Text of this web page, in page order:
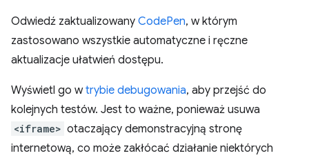
Odwiedź zaktualizowany CodePen, w którym
zastosowano wszystkie automatyczne i ręczne
aktualizacje ułatwień dostępu.
Wyświetl go wtrybie debugowania, aby przejść do
kolejnych testów. Jest to ważne, ponieważ usuwa
<iframe> otaczający demonstracyjną stronę
internetową, co może zakłócać działanie niektórych